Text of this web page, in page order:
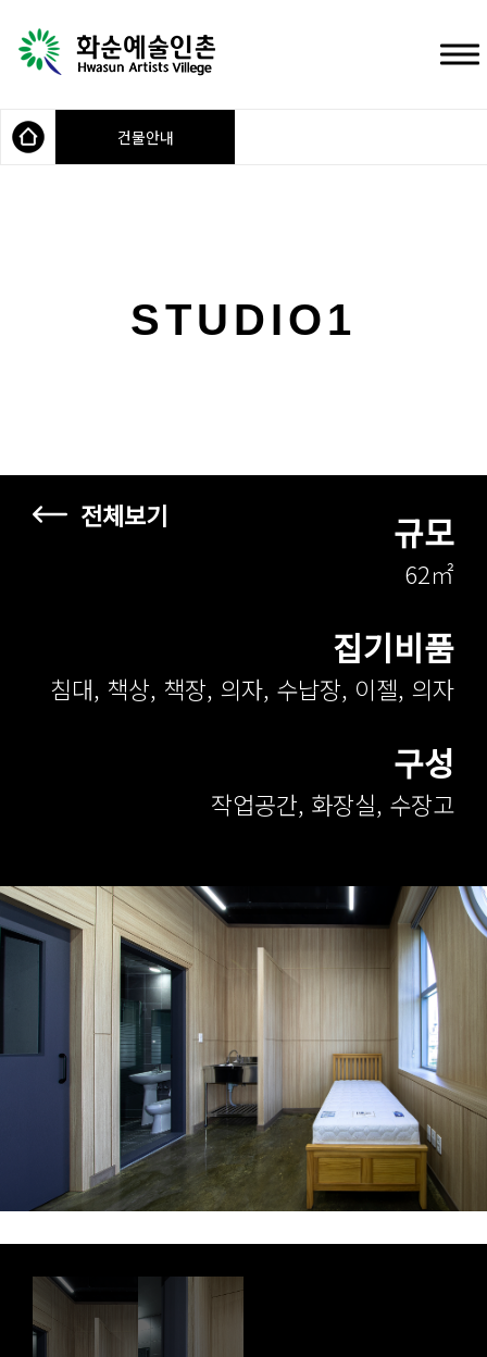
건물안내
STUDIO1
전체보기 규모
62㎡
집기비품
침대, 책상, 책장, 의자, 수납장, 이젤, 의자
구성
작업공간, 화장실, 수장고